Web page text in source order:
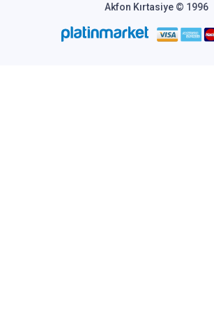
Akfon Kırtasiye © 1996